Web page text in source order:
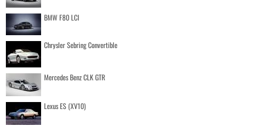
BMW F80 LCI
Chrysler Sebring Convertible
Mercedes Benz CLK GTR
Lexus ES (XV10)